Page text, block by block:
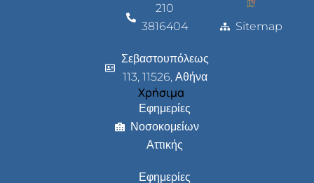
210
3816404
Σεβαστουπόλεως
113, 11526, Αθήνα
Χρήσιμα
Εφημερίες
Νοσοκομείων
Αττικής
Εφημερίες
Sitemap